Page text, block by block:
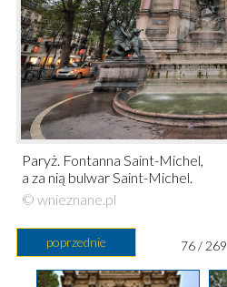
Paryż. Fontanna Saint-Michel,
a za nią bulwar Saint-Michel.
© wnieznane.pl
poprzednie 76 / 269